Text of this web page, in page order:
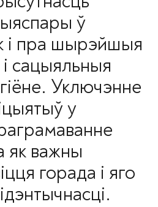
ў
і пра шырэйшыя
сацыяльныя
Уключэнне
у
як важны
горада і яго